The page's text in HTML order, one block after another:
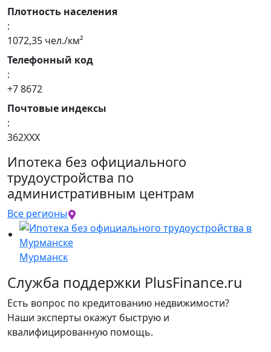
Плотность населения
:
1072,35 чел./км²
Телефонный код
:
+7 8672
Почтовые индексы
:
362ХХХ
Ипотека без официального
трудоустройства по
административным центрам
Все регионы
Мурманск
Служба поддержки PlusFinance.ru
Есть вопрос по кредитованию недвижимости?
Наши эксперты окажут быструю и
квалифицированную помощь.